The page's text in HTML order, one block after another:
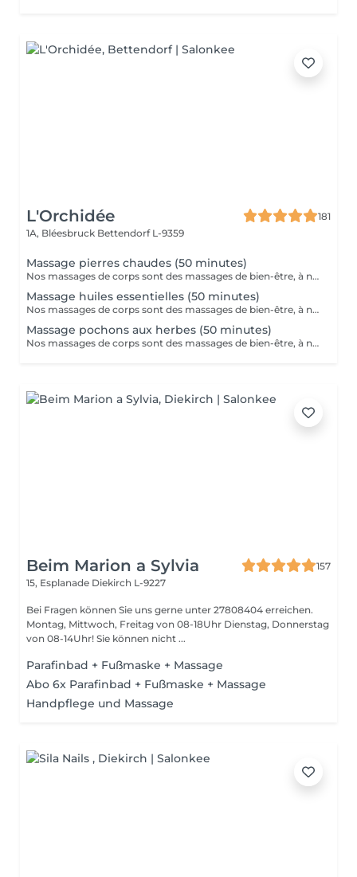
L'Orchidée
181
1A, Bléesbruck Bettendorf L-9359
Massage pierres chaudes (50 minutes)
Nos massages de corps sont des massages de bien-être, à ne pas confondre avec les massages médicaux.
Massage huiles essentielles (50 minutes)
Nos massages de corps sont des massages de bien-être, à ne pas confondre avec les massages médicaux.
Massage pochons aux herbes (50 minutes)
Nos massages de corps sont des massages de bien-être, à ne pas confondre avec les massages médicaux.
Beim Marion a Sylvia
157
15, Esplanade Diekirch L-9227
Bei Fragen können Sie uns gerne unter 27808404 erreichen.
Montag, Mittwoch, Freitag von 08-18Uhr Dienstag, Donnerstag
von 08-14Uhr! Sie können nicht ...
Parafinbad + Fußmaske + Massage
Abo 6x Parafinbad + Fußmaske + Massage
Handpflege und Massage